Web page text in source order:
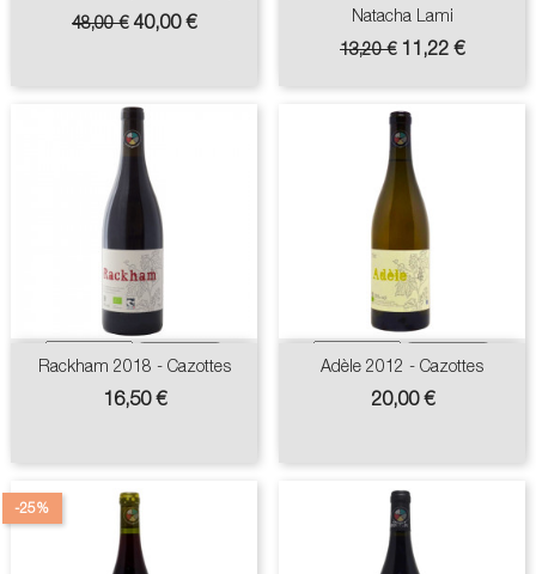
Prix
48,00 € Prix
40,00 €
Natacha Lami
Prix
base
13,20 € Prix
11,22 €
Rackham 2018 - Cazottes
Prix
16,50 €
Adèle 2012 - Cazottes
Prix
20,00 €
-25%